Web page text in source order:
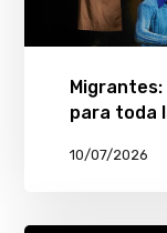
para toda
10/07/2026